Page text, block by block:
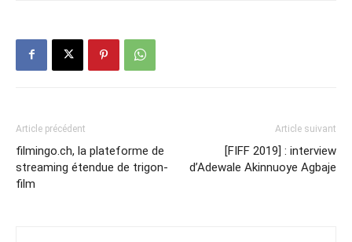
Article précédent
filmingo.ch, la plateforme de
streaming étendue de trigon-
film
Article suivant
[FIFF 2019] : interview
d’Adewale Akinnuoye Agbaje